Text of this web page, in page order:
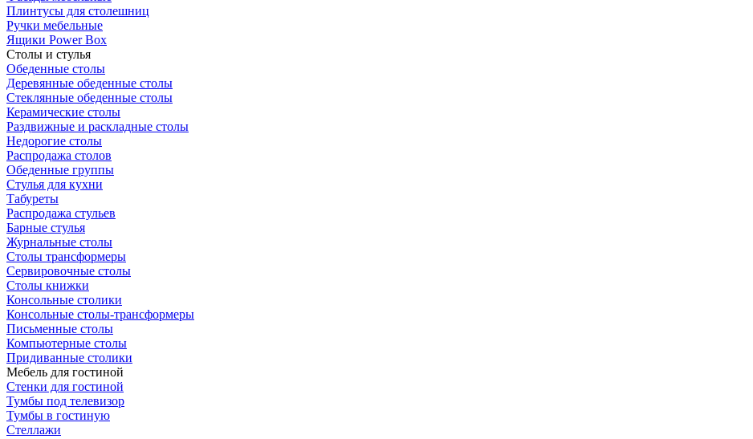
Плинтусы для столешниц
Ручки мебельные
Ящики Power Box
Столы и стулья
Обеденные столы
Деревянные обеденные столы
Стеклянные обеденные столы
Керамические столы
Раздвижные и раскладные столы
Недорогие столы
Распродажа столов
Обеденные группы
Стулья для кухни
Табуреты
Распродажа стульев
Барные стулья
Журнальные столы
Столы трансформеры
Сервировочные столы
Столы книжки
Консольные столики
Консольные столы-трансформеры
Письменные столы
Компьютерные столы
Придиванные столики
Мебель для гостиной
Стенки для гостиной
Тумбы под телевизор
Тумбы в гостиную
Стеллажи